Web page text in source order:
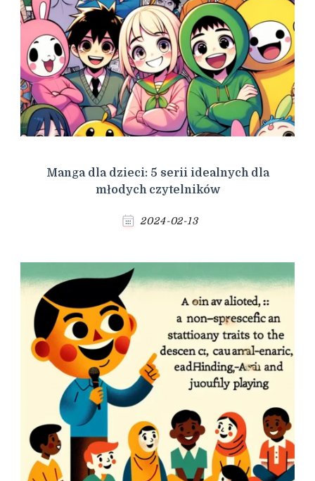
Manga dla dzieci: 5 serii idealnych dla
młodych czytelników
2024-02-13